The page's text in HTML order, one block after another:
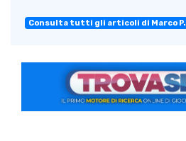
Consulta tutti gli articoli di Marco P.